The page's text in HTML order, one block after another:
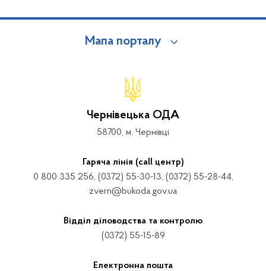
Мапа порталу
Чернівецька ОДА
58700, м. Чернівці
Гаряча лінія (call центр)
0 800 335 256, (0372) 55-30-13, (0372) 55-28-44,
zvern@bukoda.gov.ua
Відділ діловодства та контролю
(0372) 55-15-89
Електронна пошта